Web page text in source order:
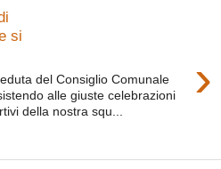
si
›
del Consiglio Comunale
alle giuste celebrazioni
della nostra squ...